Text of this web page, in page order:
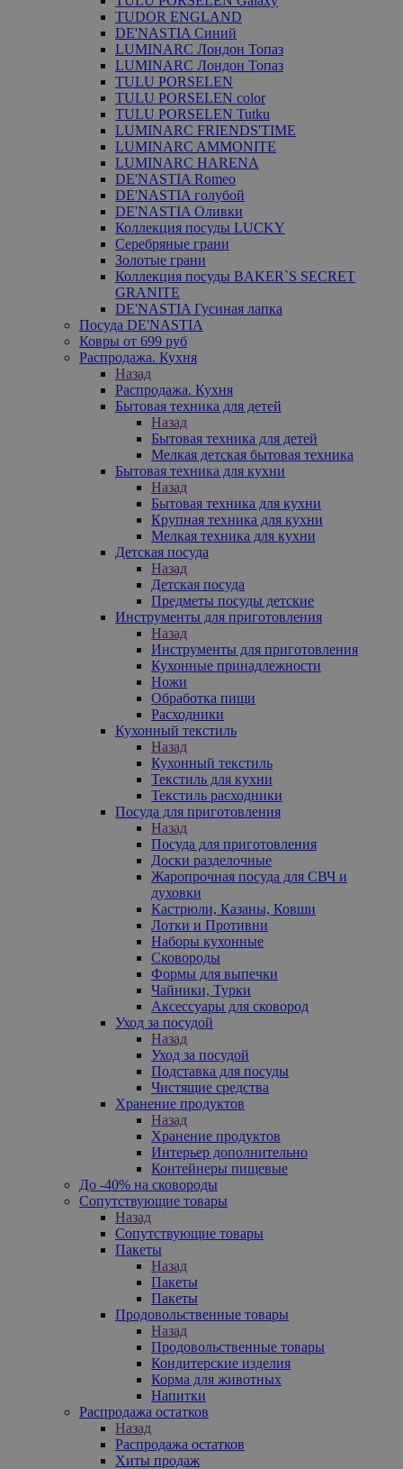
TUDOR ENGLAND
DE'NASTIA Синий
LUMINARC Лондон Топаз
LUMINARC Лондон Топаз
TULU PORSELEN
TULU PORSELEN color
TULU PORSELEN Tutku
LUMINARC FRIENDS'TIME
LUMINARC AMMONITE
LUMINARC HARENA
DE'NASTIA Romeo
DE'NASTIA голубой
DE'NASTIA Оливки
Коллекция посуды LUCKY
Серебряные грани
Золотые грани
Коллекция посуды BAKER`S SECRET
GRANITE
DE'NASTIA Гусиная лапка
Посуда DE'NASTIA
Ковры от 699 руб
Распродажа. Кухня
Назад
Распродажа. Кухня
Бытовая техника для детей
Назад
Бытовая техника для детей
Мелкая детская бытовая техника
Бытовая техника для кухни
Назад
Бытовая техника для кухни
Крупная техника для кухни
Мелкая техника для кухни
Детская посуда
Назад
Детская посуда
Предметы посуды детские
Инструменты для приготовления
Назад
Инструменты для приготовления
Кухонные принадлежности
Ножи
Обработка пищи
Расходники
Кухонный текстиль
Назад
Кухонный текстиль
Текстиль для кухни
Текстиль расходники
Посуда для приготовления
Назад
Посуда для приготовления
Доски разделочные
Жаропрочная посуда для СВЧ и
духовки
Кастрюли, Казаны, Ковши
Лотки и Противни
Наборы кухонные
Сковороды
Формы для выпечки
Чайники, Турки
Аксессуары для сковород
Уход за посудой
Назад
Уход за посудой
Подставка для посуды
Чистящие средства
Хранение продуктов
Назад
Хранение продуктов
Интерьер дополнительно
Контейнеры пищевые
До -40% на сковороды
Сопутствующие товары
Назад
Сопутствующие товары
Пакеты
Назад
Пакеты
Пакеты
Продовольственные товары
Назад
Продовольственные товары
Кондитерские изделия
Корма для животных
Напитки
Распродажа остатков
Назад
Распродажа остатков
Хиты продаж